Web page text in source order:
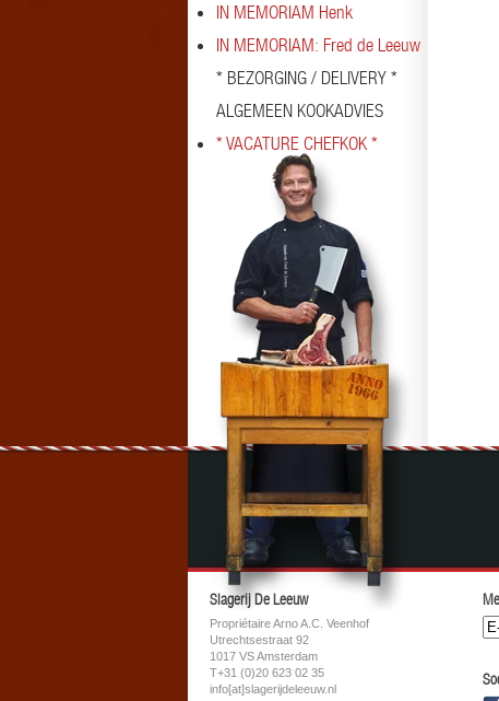
IN MEMORIAM Henk
IN MEMORIAM: Fred de Leeuw
* BEZORGING / DELIVERY *
ALGEMEEN KOOKADVIES
* VACATURE CHEFKOK *
Slagerij De Leeuw
Propriétaire Arno A.C. Veenhof
Utrechtsestraat 92
1017 VS Amsterdam
T+31 (0)20 623 02 35
info[at]slagerijdeleeuw.nl